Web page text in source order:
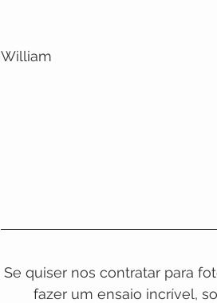
William
Se quiser nos contratar para
fazer um ensaio incrível,